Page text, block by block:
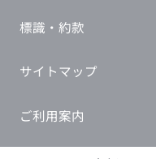
標識・約款
サイトマップ
ご利用案内